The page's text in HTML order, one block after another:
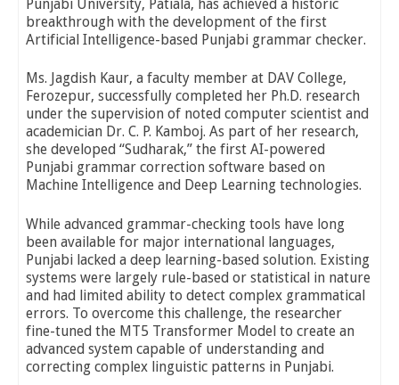
Punjabi University, Patiala, has achieved a historic
breakthrough with the development of the first
Artificial Intelligence-based Punjabi grammar checker.
Ms. Jagdish Kaur, a faculty member at DAV College,
Ferozepur, successfully completed her Ph.D. research
under the supervision of noted computer scientist and
academician Dr. C. P. Kamboj. As part of her research,
she developed “Sudharak,” the first AI-powered
Punjabi grammar correction software based on
Machine Intelligence and Deep Learning technologies.
While advanced grammar-checking tools have long
been available for major international languages,
Punjabi lacked a deep learning-based solution. Existing
systems were largely rule-based or statistical in nature
and had limited ability to detect complex grammatical
errors. To overcome this challenge, the researcher
fine-tuned the MT5 Transformer Model to create an
advanced system capable of understanding and
correcting complex linguistic patterns in Punjabi.